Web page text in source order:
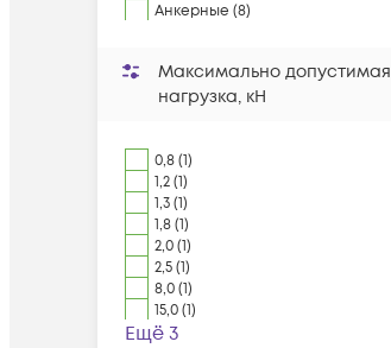
Анкерные (8)
Максимально допустимая
нагрузка, кН
0,8 (1)
1,2 (1)
1,3 (1)
1,8 (1)
2,0 (1)
2,5 (1)
8,0 (1)
15,0 (1)
Ещё 3